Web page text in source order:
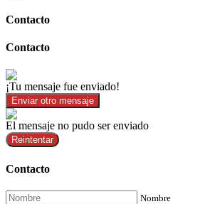
Contacto
Contacto
¡Tu mensaje fue enviado!
Enviar otro mensaje
El mensaje no pudo ser enviado
Reintentar
Contacto
Nombre